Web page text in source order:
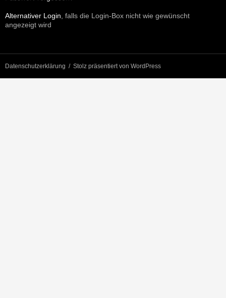
Alternativer Login , falls die Login-Box nicht wie gewünscht
angezeigt wird
Datenschutzerklärung Stolz präsentiert von WordPress